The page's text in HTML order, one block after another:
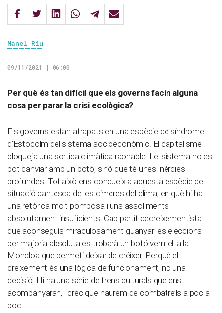
Manel Riu
09/11/2021 | 06:00
Per què és tan difícil que els governs facin alguna
cosa per parar la crisi ecològica?
Els governs estan atrapats en una espècie de síndrome
d’Estocolm del sistema socioeconòmic. El capitalisme
bloqueja una sortida climàtica raonable. I el sistema no es
pot canviar amb un botó, sinó que té unes inèrcies
profundes. Tot això ens condueix a aquesta espècie de
situació dantesca de les cimeres del clima, en què hi ha
una retòrica molt pomposa i uns assoliments
absolutament insuficients. Cap partit decreixementista
que aconseguís miraculosament guanyar les eleccions
per majoria absoluta es trobarà un botó vermell a la
Moncloa que permeti deixar de créixer. Perquè el
creixement és una lògica de funcionament, no una
decisió. Hi ha una sèrie de frens culturals que ens
acompanyaran, i crec que haurem de combatre’ls a poc a
poc.